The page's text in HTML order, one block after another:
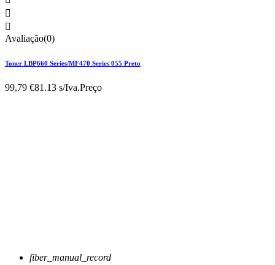


Avaliação(0)
Toner LBP660 Series/MF470 Series 055 Preto
99,79 €81.13 s/Iva.Preço
fiber_manual_record